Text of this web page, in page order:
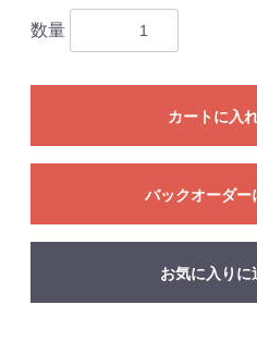
数量
カートに入
バックオーダー
お気に入りに